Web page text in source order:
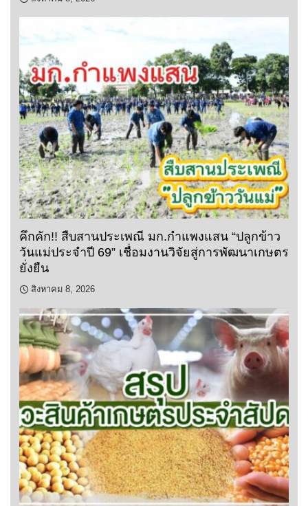
คึกคัก!! สืบสานประเพณี มก.กำแพงแสน “ปลูกข้าว
วันแม่ประจำปี 69” เชื่อมงานวิจัยสู่การพัฒนาเกษตร
ยั่งยืน
สิงหาคม 8, 2026